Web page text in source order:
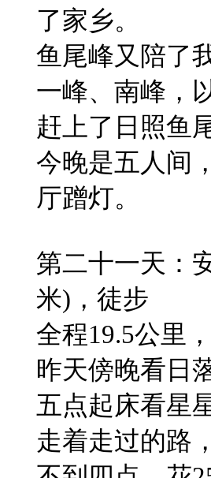
了家乡。
鱼尾峰又陪了
一峰、南峰，
赶上了日照鱼
今晚是五人间
厅蹭灯。
第二十一天：
米)，徒步
全程19.5公里
昨天傍晚看日
五点起床看星
走着​走过的路